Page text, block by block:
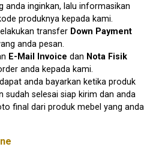
anda inginkan, lalu informasikan
produknya kepada kami.
transfer Down Payment
anda pesan.
E-Mail Invoice dan Nota Fisik
anda kepada kami.
dapat anda bayarkan ketika produk
sudah selesai siap kirim dan anda
final dari produk mebel yang anda